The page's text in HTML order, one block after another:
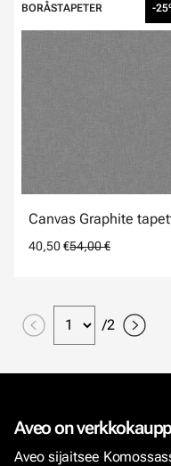
BORÅSTAPETER -
Canvas Graphite
40,50 €54,00 €
/2
Aveo on
Aveo sijaitsee